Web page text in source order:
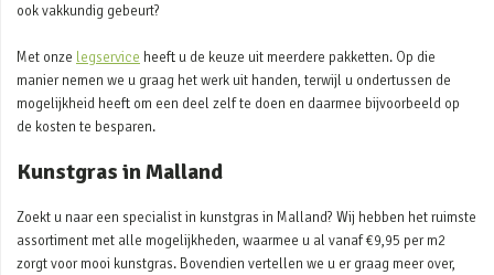
ook vakkundig gebeurt?
Met onze legservice heeft u de keuze uit meerdere pakketten. Op die
manier nemen we u graag het werk uit handen, terwijl u ondertussen de
mogelijkheid heeft om een deel zelf te doen en daarmee bijvoorbeeld op
de kosten te besparen.
Kunstgras in Malland
Zoekt u naar een specialist in kunstgras in Malland? Wij hebben het ruimste
assortiment met alle mogelijkheden, waarmee u al vanaf €9,95 per m2
zorgt voor mooi kunstgras. Bovendien vertellen we u er graag meer over,